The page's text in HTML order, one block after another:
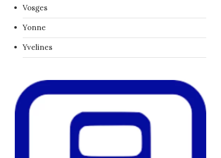
Vosges
Yonne
Yvelines